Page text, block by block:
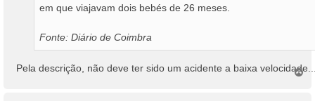
em que viajavam dois bebés de 26 meses.
Fonte: Diário de Coimbra
Pela descrição, não deve ter sido um acidente a baixa
T